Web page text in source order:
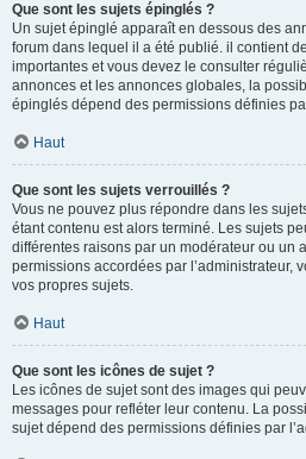
Que sont les sujets épinglés ?
Un sujet épinglé apparaît en dessous des
forum dans lequel il a été publié. il contient
importantes et vous devez le consulter
annonces et les annonces globales, la
épinglés dépend des permissions définies
Haut
Que sont les sujets verrouillés ?
Vous ne pouvez plus répondre dans les
étant contenu est alors terminé. Les sujets
différentes raisons par un modérateur ou un
permissions accordées par l’administrateur,
vos propres sujets.
Haut
Que sont les icônes de sujet ?
Les icônes de sujet sont des images qui
messages pour refléter leur contenu. La
sujet dépend des permissions définies par